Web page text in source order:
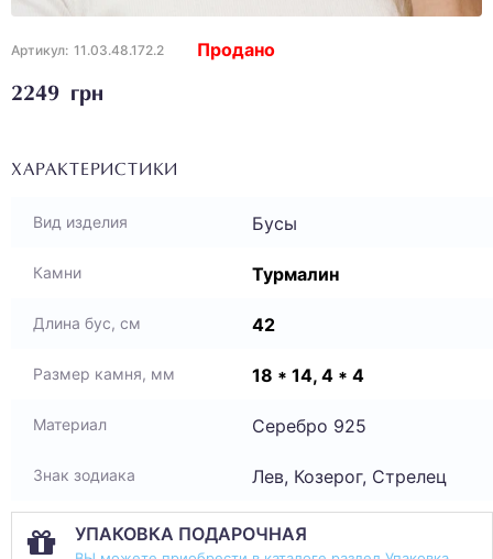
Артикул: 11.03.48.172.2
2249 грн
Продано
ХАРАКТЕРИСТИКИ
Вид изделия Бусы
Камни Турмалин
Длина бус, см 42
Размер камня, мм 18 * 14, 4 * 4
Материал Серебро 925
Знак зодиака Лев, Козерог, Стрелец
УПАКОВКА ПОДАРОЧНАЯ